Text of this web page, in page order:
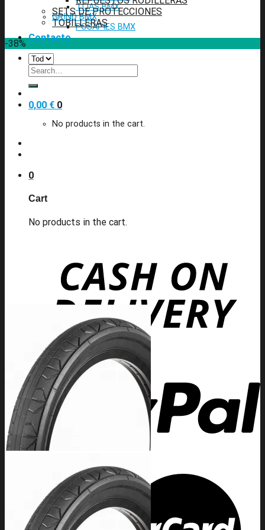
TIJAS BMX
GRIND BMX
POSAPIES BMX
Contacto
Search
for:
0,00 € 0
No products in the cart.
0
Cart
No products in the cart.
SETS DE PROTECCIONES
TOBILLERAS
-38%